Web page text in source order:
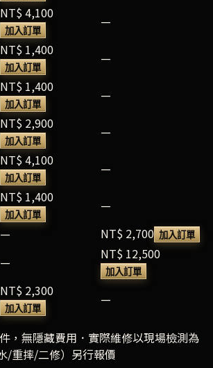
NT$ 4,100
加入訂單
—
NT$ 1,400
加入訂單
—
NT$ 1,400
加入訂單
—
NT$ 2,900
加入訂單
—
NT$ 4,100
加入訂單
—
NT$ 1,400
加入訂單
—
— NT$ 2,700 加入訂單
— NT$ 12,500
加入訂單
NT$ 2,300
加入訂單
—
，無隱藏費用．實際維修以現場檢測為
/重摔/二修）另行報價